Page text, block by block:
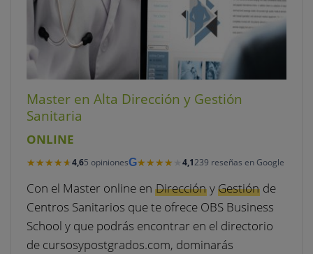
Master en Alta Dirección y Gestión
Sanitaria
ONLINE
★★★★★
★★★★★ 4,65 opinionesG★★★★★
★★★★★ 4,1239 reseñas en Google
Con el Master online en DirecciónyGestión de
Centros Sanitarios que te ofrece OBS Business
School y que podrás encontrar en el directorio
de cursosypostgrados.com, dominarás